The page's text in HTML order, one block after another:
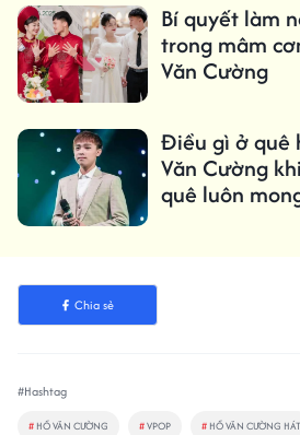
Bí quyết làm
trong mâm
Văn Cường
Điều gì ở quê
Văn Cường
quê luôn
Chia sẻ
#Hashtag
# HỒ VĂN CƯỜNG #VPOP # HỒ VĂN CƯỜNG HÁT